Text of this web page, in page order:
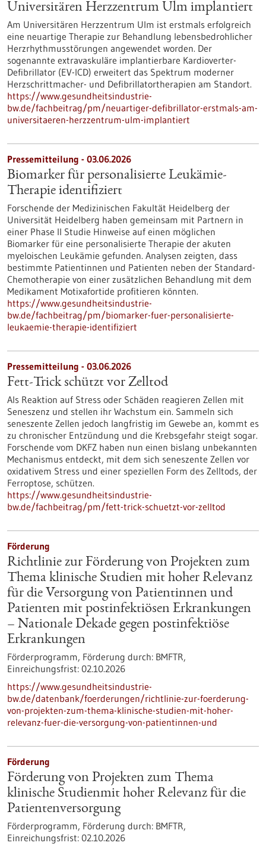
Universitären Herzzentrum Ulm implantiert
Am Universitären Herzzentrum Ulm ist erstmals erfolgreich
eine neuartige Therapie zur Behandlung lebensbedrohlicher
Herzrhythmusstörungen angewendet worden. Der
sogenannte extravaskuläre implantierbare Kardioverter-​
Defibrillator (EV-​ICD) erweitert das Spektrum moderner
Herzschrittmacher-​ und Defibrillatortherapien am Standort.
https://www.gesundheitsindustrie-
bw.de/fachbeitrag/pm/neuartiger-defibrillator-erstmals-am-
universitaeren-herzzentrum-ulm-implantiert
Pressemitteilung - 03.06.2026
Biomarker für personalisierte Leukämie-
Therapie identifiziert
Forschende der Medizinischen Fakultät Heidelberg der
Universität Heidelberg haben gemeinsam mit Partnern in
einer Phase II Studie Hinweise auf einen möglichen
Biomarker für eine personalisierte Therapie der akuten
myeloischen Leukämie gefunden. Analysen zeigten, dass
bestimmte Patientinnen und Patienten neben der Standard-
Chemotherapie von einer zusätzlichen Behandlung mit dem
Medikament Motixafortide profitieren könnten.
https://www.gesundheitsindustrie-
bw.de/fachbeitrag/pm/biomarker-fuer-personalisierte-
leukaemie-therapie-identifiziert
Pressemitteilung - 03.06.2026
Fett-Trick schützt vor Zelltod
Als Reaktion auf Stress oder Schäden reagieren Zellen mit
Seneszenz und stellen ihr Wachstum ein. Sammeln sich
seneszente Zellen jedoch langfristig im Gewebe an, kommt es
zu chronischer Entzündung und die Krebsgefahr steigt sogar.
Forschende vom DKFZ haben nun einen bislang unbekannten
Mechanismus entdeckt, mit dem sich seneszente Zellen vor
oxidativem Stress und einer speziellen Form des Zelltods, der
Ferroptose, schützen.
https://www.gesundheitsindustrie-
bw.de/fachbeitrag/pm/fett-trick-schuetzt-vor-zelltod
Förderung
Richtlinie zur Förderung von Projekten zum
Thema klinische Studien mit hoher Relevanz
für die Versorgung von Patientinnen und
Patienten mit postinfektiösen Erkrankungen
– Nationale Dekade gegen postinfektiöse
Erkrankungen
Förderprogramm, Förderung durch: BMFTR,
Einreichungsfrist: 02.10.2026
https://www.gesundheitsindustrie-
bw.de/datenbank/foerderungen/richtlinie-zur-foerderung-
von-projekten-zum-thema-klinische-studien-mit-hoher-
relevanz-fuer-die-versorgung-von-patientinnen-und
Förderung
Förderung von Projekten zum Thema
klinische Studienmit hoher Relevanz für die
Patientenversorgung
Förderprogramm, Förderung durch: BMFTR,
Einreichungsfrist: 02.10.2026